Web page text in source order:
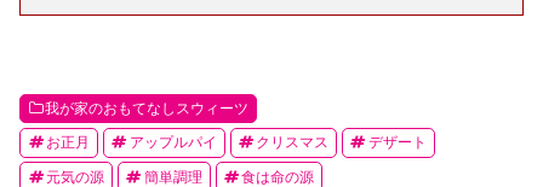
我が家のおもてなしスウィーツ
お正月 アップルパイ クリスマス デザート
元気の源 簡単調理 食は命の源